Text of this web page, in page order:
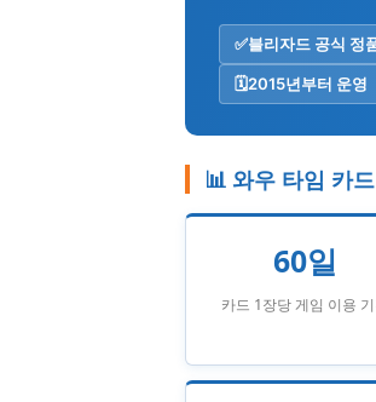
✅블리자드 공식 정
🗓️2015년부터 운영
📊 와우 타임 카
60일
카드 1장당 게임 이용